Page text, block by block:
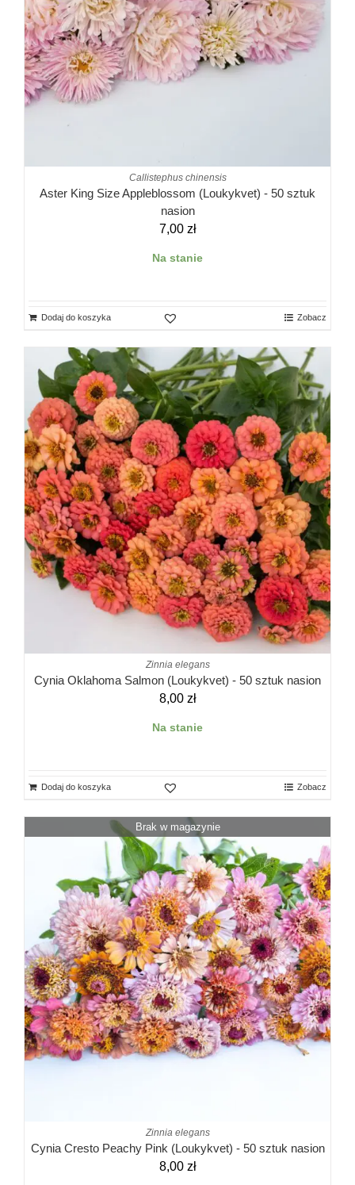
Callistephus chinensis
Aster King Size Appleblossom (Loukykvet) - 50 sztuk
nasion
7,00 zł
Na stanie
Dodaj do koszyka Zobacz
Zinnia elegans
Cynia Oklahoma Salmon (Loukykvet) - 50 sztuk nasion
8,00 zł
Na stanie
Dodaj do koszyka Zobacz
Brak w magazynie
Zinnia elegans
Cynia Cresto Peachy Pink (Loukykvet) - 50 sztuk nasion
8,00 zł